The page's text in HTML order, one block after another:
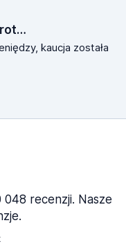
kaucja została
recenzji. Nasze